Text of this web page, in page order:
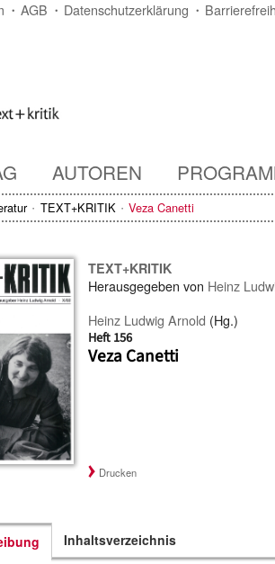
AGB Datenschutzerklärung
AUTOREN
TEXT+KRITIK Veza Canetti
TEXT+KRITIK
Herausgegeben von Heinz
Heinz Ludwig Arnold (Hg.)
Heft 156
Veza Canetti
Drucken
Inhaltsverzeichnis